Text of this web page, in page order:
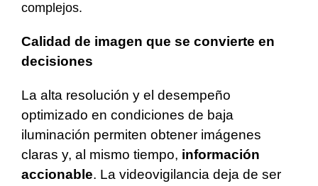
complejos.
Calidad de imagen que se convierte en
decisiones
La alta resolución y el desempeño
optimizado en condiciones de baja
iluminación permiten obtener imágenes
claras y, al mismo tiempo, información
accionable. La videovigilancia deja de ser